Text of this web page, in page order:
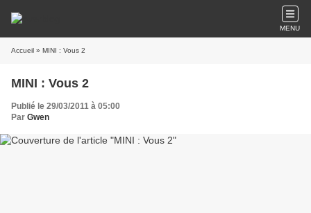
MENU
Accueil » MINI : Vous 2
MINI : Vous 2
Publié le 29/03/2011 à 05:00
Par Gwen